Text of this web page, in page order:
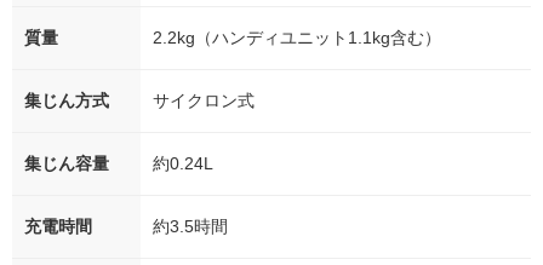
質量 2.2kg（ハンディユニット1.1kg含む）
集じん方式 サイクロン式
集じん容量 約0.24L
充電時間 約3.5時間